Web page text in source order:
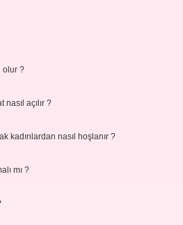
olur ?
açılır ?
kadınlardan nasıl hoşlanır ?
mı ?